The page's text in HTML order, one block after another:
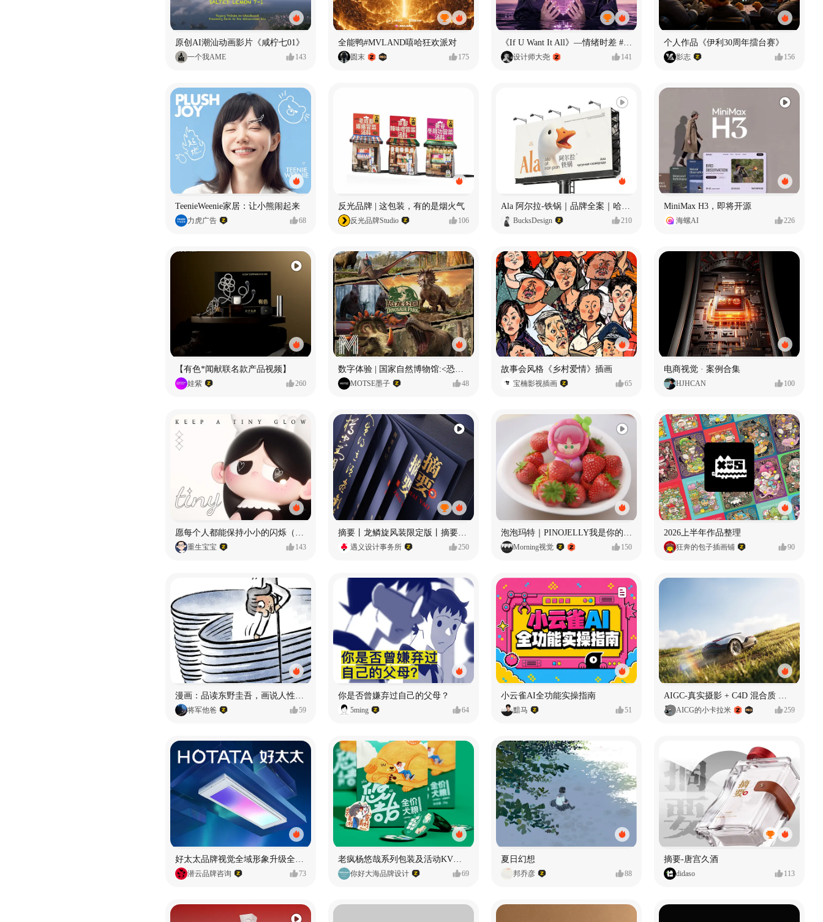
原创AI潮汕动画影片《咸柠七01》
一个我AME 143
全能鸭#MVLAND嘻哈狂欢派对
圆末 175
《If U Want It All》—情绪时差 #MVLAND嘻哈狂欢派对
设计师大尧 141
个人作品《伊利30周年擂台赛》
影志 156
TeenieWeenie家居：让小熊闹起来
力虎广告 68
反光品牌 | 这包装，有的是烟火气
反光品牌Studio 106 BucksDesign 210
MiniMax H3，即将开源
海螺AI 226
【有色*闻献联名款产品视频】
娃紫 260
数字体验 | 国家自然博物馆:<恐龙公园>沉浸特展
MOTSE墨子 48
故事会风格《乡村爱情》插画
宝楠影视插画 65
电商视觉 · 案例合集
HJHCAN 100
重生宝宝 143 遇义设计事务所 250 Morning视觉 150
2026上半年作品整理
狂奔的包子插画铺 90
漫画：品读东野圭吾，画说人性百态
将军他爸 59
你是否曾嫌弃过自己的父母？
5ming 64
小云雀AI全功能实操指南
黯马 51
AIGC-真实摄影 + C4D 混合质 能让 AI 产品图更好吗?
AICG的小卡拉米 259
潜云品牌咨询 73 你好大海品牌设计 69
夏日幻想
邦乔彦 88
摘要-唐宫久酒
didaso 113